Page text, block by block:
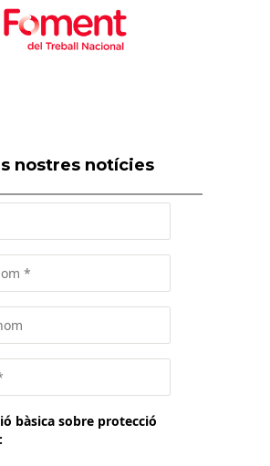
nostres notícies
bàsica sobre protecció